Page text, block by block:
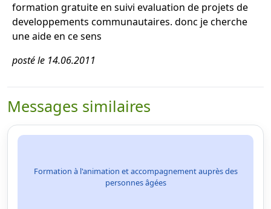
formation gratuite en suivi evaluation de projets de
developpements communautaires. donc je cherche
une aide en ce sens
posté le 14.06.2011
Messages similaires
Formation à l'animation et accompagnement auprès des
personnes âgées